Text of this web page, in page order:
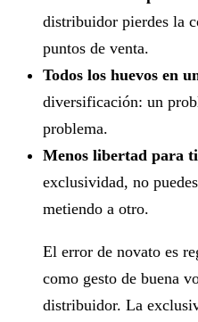
distribuidor pierdes la
puntos de venta.
Todos los huevos en
diversificación: un
problema.
Menos libertad para
exclusividad, no
metiendo a otro.
El error de novato es
como gesto de buena
distribuidor. La